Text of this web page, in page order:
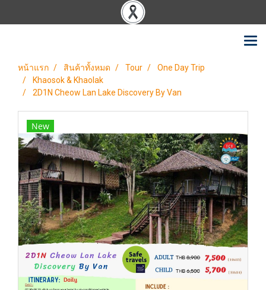
หน้าแรก สินค้าทั้งหมด Tour
One Day Trip
Khaosok & Khaolak
2D1N Cheow Lan Lake Discovery By Van
New